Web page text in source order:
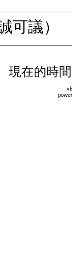
可議）
現在的時